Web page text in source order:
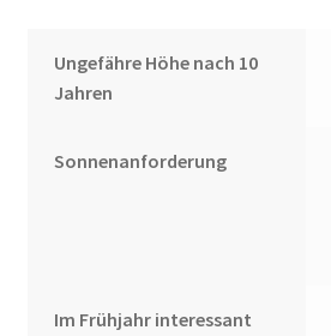
Ungefähre Höhe nach 10
Jahren
Sonnenanforderung
Im Frühjahr interessant